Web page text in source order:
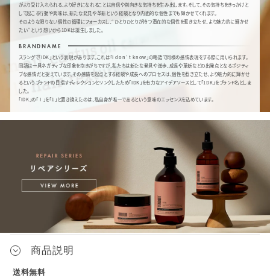
がより受け入れられる、より好きになれることは自信や前向きな気持ちを生み出します。そして、その気持ちをきっかけと
して起こる行動や興味は、新たな発見や革新という経験となり内面的な個性までも輝かせてくれます。
そのような限りない個性の循環にフォーカスし、“ひとりひとりが持つ潜在的な個性を惹き立たせ、より魅力的に輝かせ
たい”という想いから1DKは誕生しました。
BRANDNAME
スラングで「IDK」という表現があります。これは「I don`t know」の略語で同様の感情表現をする際に用いられます。
同語は一見ネガティブな印象を抱きがちですが、私たちは新たな発見や進歩、成長や革新などの出発点となるポジティ
ブな感情だと捉えています。その感情を起点とする経験や成長へのプロセスは、個性を惹き立たせ、より魅力的に輝かせ
るというブランドの目指すディレクションとリンクしたため「IDK」を有力なアイデアソースとして「1DK」をブランド名としま
した。
「IDK」の「 I 」を「１」と置き換えたのは、私自身が唯一であるという意味のエッセンスを込めています。
商品説明
送料無料